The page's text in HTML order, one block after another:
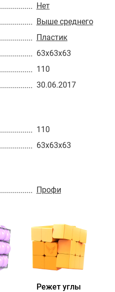
Нет
Выше среднего
Пластик
63x63x63
110
30.06.2017
110
63x63x63
Профи
Режет углы